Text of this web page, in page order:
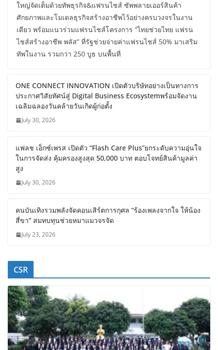
ใหญ่จัดเต็มด้วยทัพธุรกิจ&แฟรนไชส์ ซัพพลายเออร์สินค้า
ศักยภาพและโมเดลธุรกิจสร้างอาชีพไว้อย่างครบวงจรในงาน
เดียว พร้อมแนวร่วมแฟรนไชส์โครงการ “ไทยช่วยไทย แฟรน
ไชส์สร้างอาชีพ พลัส” ที่รัฐช่วยจ่ายค่าแฟรนไชส์ 50% มาเสริม
ทัพในงาน รวมกว่า 250 บูธ บนพื้นที่
ONE CONNECT INNOVATION เปิดตัวบริษัทอย่างเป็นทางการ
ประกาศวิสัยทัศน์สู่ Digital Business Ecosystemพร้อมจัดงาน
เฉลิมฉลองวันคล้ายวันเกิดผู้ก่อตั้ง
July 30, 2026
แฟลช เอ็กซ์เพรส เปิดตัว “Flash Care Plus”ยกระดับความอุ่นใจ
ในการจัดส่ง คุ้มครองสูงสุด 50,000 บาท ตอบโจทย์สินค้ามูลค่า
สูง
July 30, 2026
คนบันเทิงรวมพลังจัดคอนเสิร์ตการกุศล “ร้องเพลงจากใจ ให้น้อง
สี่ขา” สมทบทุนช่วยหมาแมวจรจัด
July 23, 2026
CSR